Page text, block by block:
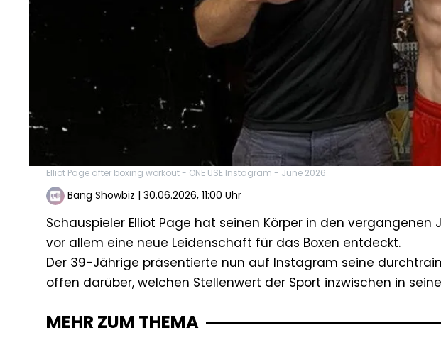
Elliot Page after boxing workout - ONE USE Instagram - June 2026
Bang Showbiz | 30.06.2026, 11:00 Uhr
Schauspieler Elliot Page hat seinen Körper in den
vor allem eine neue Leidenschaft für das Boxen entdeckt.
Der 39-Jährige präsentierte nun auf Instagram seine
offen darüber, welchen Stellenwert der Sport inzwischen in
MEHR ZUM THEMA